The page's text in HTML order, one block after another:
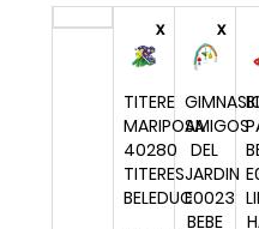
x
TITERE
MARIPOSA
40280
TITERES
BELEDUC
x
AMIGOS
DEL
JARDIN
E0023
BEBE